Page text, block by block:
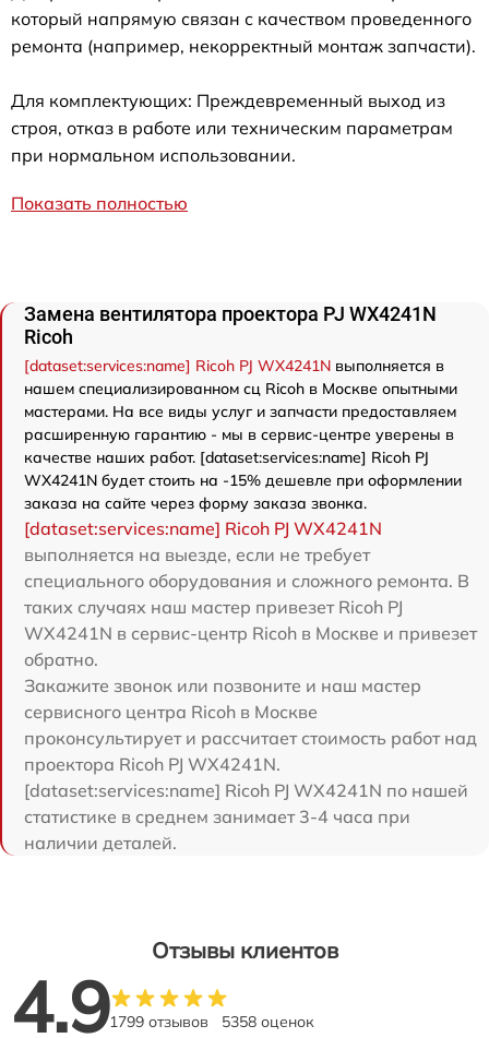
который напрямую связан с качеством проведенного
ремонта (например, некорректный монтаж запчасти).
Для комплектующих: Преждевременный выход из
строя, отказ в работе или техническим параметрам
при нормальном использовании.
Показать полностью
Замена вентилятора проектора PJ WX4241N
Ricoh
[dataset:services:name] Ricoh PJ WX4241N выполняется в
нашем специализированном сц Ricoh в Москве опытными
мастерами. На все виды услуг и запчасти предоставляем
расширенную гарантию - мы в сервис-центре уверены в
качестве наших работ. [dataset:services:name] Ricoh PJ
WX4241N будет стоить на -15% дешевле при оформлении
заказа на сайте через форму заказа звонка.
[dataset:services:name] Ricoh PJ WX4241N
выполняется на выезде, если не требует
специального оборудования и сложного ремонта. В
таких случаях наш мастер привезет Ricoh PJ
WX4241N в сервис-центр Ricoh в Москве и привезет
обратно.
Закажите звонок или позвоните и наш мастер
сервисного центра Ricoh в Москве
проконсультирует и рассчитает стоимость работ над
проектора Ricoh PJ WX4241N.
[dataset:services:name] Ricoh PJ WX4241N по нашей
статистике в среднем занимает 3-4 часа при
наличии деталей.
Отзывы клиентов
4.91799 отзывов 5358 оценок